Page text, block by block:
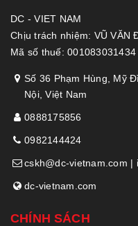
DC - VIET NAM
Chịu trách nhiệm: VŨ VĂN
Mã số thuế: 001083031434
Số 36 Phạm Hùng, Mỹ
Nội, Việt Nam
0888175856
0982144424
cskh@dc-vietnam.com |
dc-vietnam.com
CHÍNH SÁCH